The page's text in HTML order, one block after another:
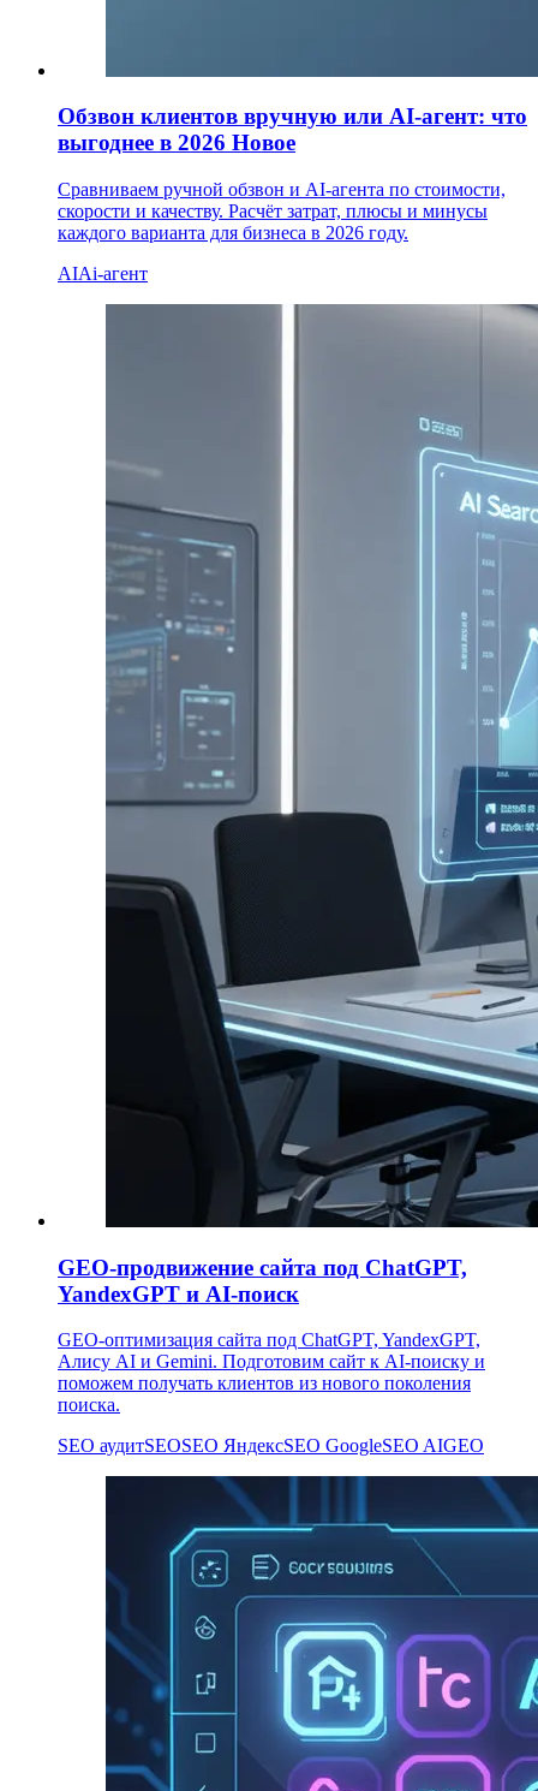
Обзвон клиентов вручную или AI-агент: что
выгоднее в 2026 Новое
Сравниваем ручной обзвон и AI-агента по стоимости,
скорости и качеству. Расчёт затрат, плюсы и минусы
каждого варианта для бизнеса в 2026 году.
AIAi-агент
GEO-продвижение сайта под ChatGPT,
YandexGPT и AI-поиск
GEO-оптимизация сайта под ChatGPT, YandexGPT,
Алису AI и Gemini. Подготовим сайт к AI-поиску и
поможем получать клиентов из нового поколения
поиска.
SEO аудитSEOSEO ЯндексSEO GoogleSEO AIGEO